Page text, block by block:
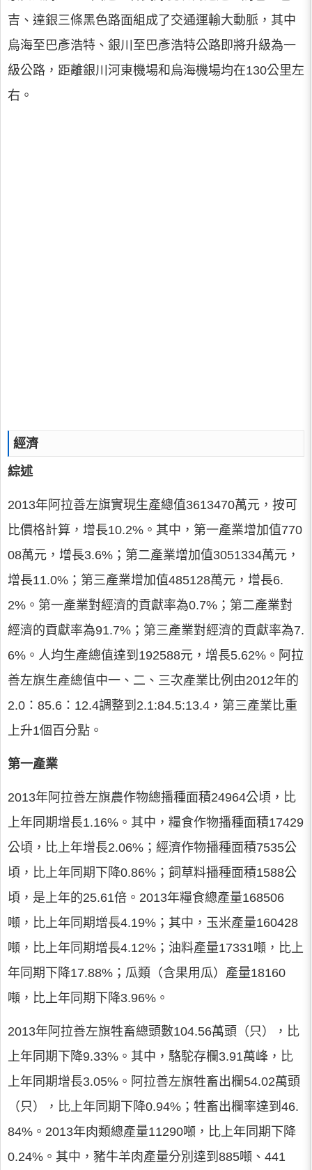
吉、達銀三條黑色路面組成了交通運輸大動脈，其中
烏海至巴彥浩特、銀川至巴彥浩特公路即將升級為一
級公路，距離銀川河東機場和烏海機場均在130公里左
右。
經濟
綜述
2013年阿拉善左旗實現生產總值3613470萬元，按可
比價格計算，增長10.2%。其中，第一產業增加值770
08萬元，增長3.6%；第二產業增加值3051334萬元，
增長11.0%；第三產業增加值485128萬元，增長6.
2%。第一產業對經濟的貢獻率為0.7%；第二產業對
經濟的貢獻率為91.7%；第三產業對經濟的貢獻率為7.
6%。人均生產總值達到192588元，增長5.62%。阿拉
善左旗生產總值中一、二、三次產業比例由2012年的
2.0：85.6：12.4調整到2.1:84.5:13.4，第三產業比重
上升1個百分點。
第一產業
2013年阿拉善左旗農作物總播種面積24964公頃，比
上年同期增長1.16%。其中，糧食作物播種面積17429
公頃，比上年增長2.06%；經濟作物播種面積7535公
頃，比上年同期下降0.86%；飼草料播種面積1588公
頃，是上年的25.61倍。2013年糧食總產量168506
噸，比上年同期增長4.19%；其中，玉米產量160428
噸，比上年同期增長4.12%；油料產量17331噸，比上
年同期下降17.88%；瓜類（含果用瓜）產量18160
噸，比上年同期下降3.96%。
2013年阿拉善左旗牲畜總頭數104.56萬頭（只），比
上年同期下降9.33%。其中，駱駝存欄3.91萬峰，比
上年同期增長3.05%。阿拉善左旗牲畜出欄54.02萬頭
（只），比上年同期下降0.94%；牲畜出欄率達到46.
84%。2013年肉類總產量11290噸，比上年同期下降
0.24%。其中，豬牛羊肉產量分別達到885噸、441